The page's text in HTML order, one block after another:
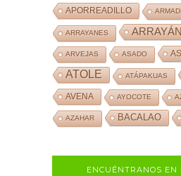
APORREADILLO
ARRAYANES ARRAYÁN
ARVEJAS ASADO
ATOLE ATÁPAKUAS
AVENA AYOCOTE
AZAHAR BACALAO
ENCUÉNTRANOS EN